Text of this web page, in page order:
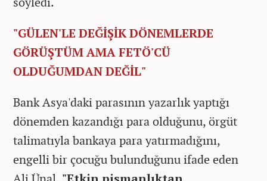
"GÜLEN'LE DEĞİŞİK DÖNEMLERDE
GÖRÜŞTÜM AMA FETÖ'CÜ
OLDUĞUMDAN DEĞİL"
Bank Asya'daki parasının yazarlık yaptığı
dönemden kazandığı para olduğunu, örgüt
talimatıyla bankaya para yatırmadığını,
engelli bir çocuğu bulunduğunu ifade eden